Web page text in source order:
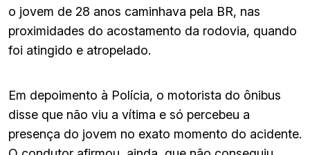
o jovem de 28 anos caminhava pela BR, nas
proximidades do acostamento da rodovia, quando
foi atingido e atropelado.
Em depoimento à Polícia, o motorista do ônibus
disse que não viu a vítima e só percebeu a
presença do jovem no exato momento do acidente.